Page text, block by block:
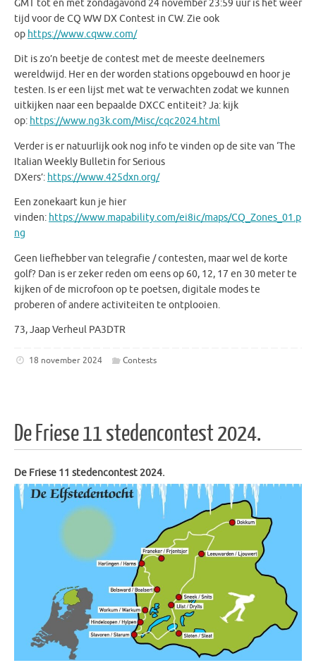
GMT tot en met zondagavond 24 november 23:59 uur is het weer
tijd voor de CQ WW DX Contest in CW. Zie ook
op https://www.cqww.com/
Dit is zo’n beetje de contest met de meeste deelnemers
wereldwijd. Her en der worden stations opgebouwd en hoor je
testen. Is er een lijst met wat te verwachten zodat we kunnen
uitkijken naar een bepaalde DXCC entiteit? Ja: kijk
op: https://www.ng3k.com/Misc/cqc2024.html
Verder is er natuurlijk ook nog info te vinden op de site van ‘The
Italian Weekly Bulletin for Serious
DXers’: https://www.425dxn.org/
Een zonekaart kun je hier
vinden: https://www.mapability.com/ei8ic/maps/CQ_Zones_01.p
ng
Geen liefhebber van telegrafie / contesten, maar wel de korte
golf? Dan is er zeker reden om eens op 60, 12, 17 en 30 meter te
kijken of de microfoon op te poetsen, digitale modes te
proberen of andere activiteiten te ontplooien.
73, Jaap Verheul PA3DTR
18 november 2024 Contests
De Friese 11 stedencontest 2024.
De Friese 11 stedencontest 2024.